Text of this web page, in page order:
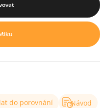
do porovnání
Návod